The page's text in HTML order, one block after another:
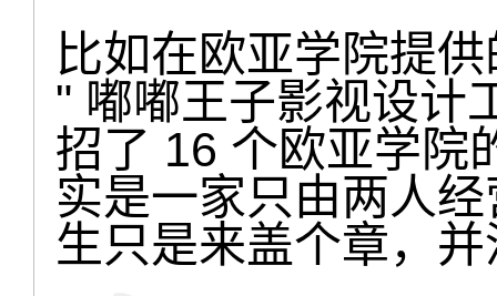
比如在欧亚学院提
" 嘟嘟王子影视设计
招了 16 个欧亚学院
实是一家只由两人
生只是来盖个章，